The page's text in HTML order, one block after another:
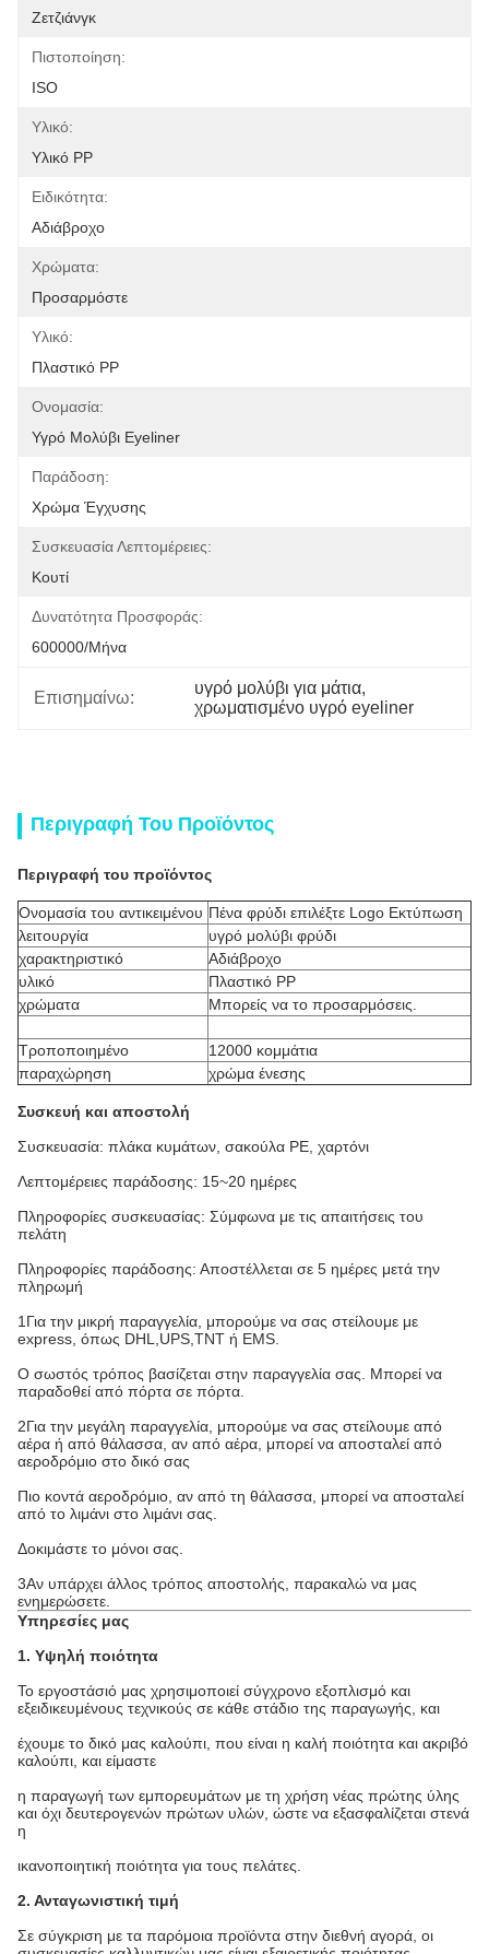
Ζετζιάνγκ
Πιστοποίηση:
ISO
Υλικό:
Υλικό PP
Ειδικότητα:
Αδιάβροχο
Χρώματα:
Προσαρμόστε
Υλικό:
Πλαστικό PP
Ονομασία:
Υγρό Μολύβι Eyeliner
Παράδοση:
Χρώμα Έγχυσης
Συσκευασία Λεπτομέρειες:
Κουτί
Δυνατότητα Προσφοράς:
600000/μήνα
Επισημαίνω:
υγρό μολύβι για μάτια,
χρωματισμένο υγρό eyeliner
Περιγραφή Του Προϊόντος
Περιγραφή του προϊόντος
Ονομασία του αντικειμένου Πένα φρύδι επιλέξτε Logo Εκτύπωση
λειτουργία
υγρό μολύβι φρύδι
χαρακτηριστικό
Αδιάβροχο
υλικό
Πλαστικό PP
χρώματα
Μπορείς να το προσαρμόσεις.
Τροποποιημένο
12000 κομμάτια
παραχώρηση
χρώμα ένεσης
Συσκευή και αποστολή
Συσκευασία: πλάκα κυμάτων, σακούλα PE, χαρτόνι
Λεπτομέρειες παράδοσης: 15~20 ημέρες
Πληροφορίες συσκευασίας: Σύμφωνα με τις απαιτήσεις του
πελάτη
Πληροφορίες παράδοσης: Αποστέλλεται σε 5 ημέρες μετά την
πληρωμή
1Για την μικρή παραγγελία, μπορούμε να σας στείλουμε με
express, όπως DHL,UPS,TNT ή EMS.
Ο σωστός τρόπος βασίζεται στην παραγγελία σας. Μπορεί να
παραδοθεί από πόρτα σε πόρτα.
2Για την μεγάλη παραγγελία, μπορούμε να σας στείλουμε από
αέρα ή από θάλασσα, αν από αέρα, μπορεί να αποσταλεί από
αεροδρόμιο στο δικό σας
Πιο κοντά αεροδρόμιο, αν από τη θάλασσα, μπορεί να αποσταλεί
από το λιμάνι στο λιμάνι σας.
Δοκιμάστε το μόνοι σας.
3Αν υπάρχει άλλος τρόπος αποστολής, παρακαλώ να μας
ενημερώσετε.
Υπηρεσίες μας
1. Υψηλή ποιότητα
Το εργοστάσιό μας χρησιμοποιεί σύγχρονο εξοπλισμό και
εξειδικευμένους τεχνικούς σε κάθε στάδιο της παραγωγής, και
έχουμε το δικό μας καλούπι, που είναι η καλή ποιότητα και ακριβό
καλούπι, και είμαστε
η παραγωγή των εμπορευμάτων με τη χρήση νέας πρώτης ύλης
και όχι δευτερογενών πρώτων υλών, ώστε να εξασφαλίζεται στενά
η
ικανοποιητική ποιότητα για τους πελάτες.
2. Ανταγωνιστική τιμή
Σε σύγκριση με τα παρόμοια προϊόντα στην διεθνή αγορά, οι